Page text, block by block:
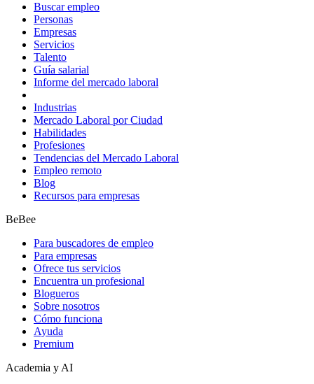
Buscar empleo
Personas
Empresas
Servicios
Talento
Guía salarial
Informe del mercado laboral
Industrias
Mercado Laboral por Ciudad
Habilidades
Profesiones
Tendencias del Mercado Laboral
Empleo remoto
Blog
Recursos para empresas
BeBee
Para buscadores de empleo
Para empresas
Ofrece tus servicios
Encuentra un profesional
Blogueros
Sobre nosotros
Cómo funciona
Ayuda
Premium
Academia y AI